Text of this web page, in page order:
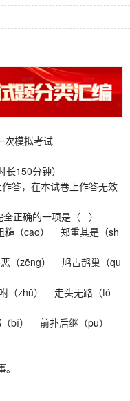
模拟考试
150分钟）
答，在本试卷上作答无效
正确的一项是（ ）
（cāo） 郑重其是（sh
zēng） 鸠占鹊巢（qu
zhǔ） 走头无路（tó
） 前扑后继（pū）